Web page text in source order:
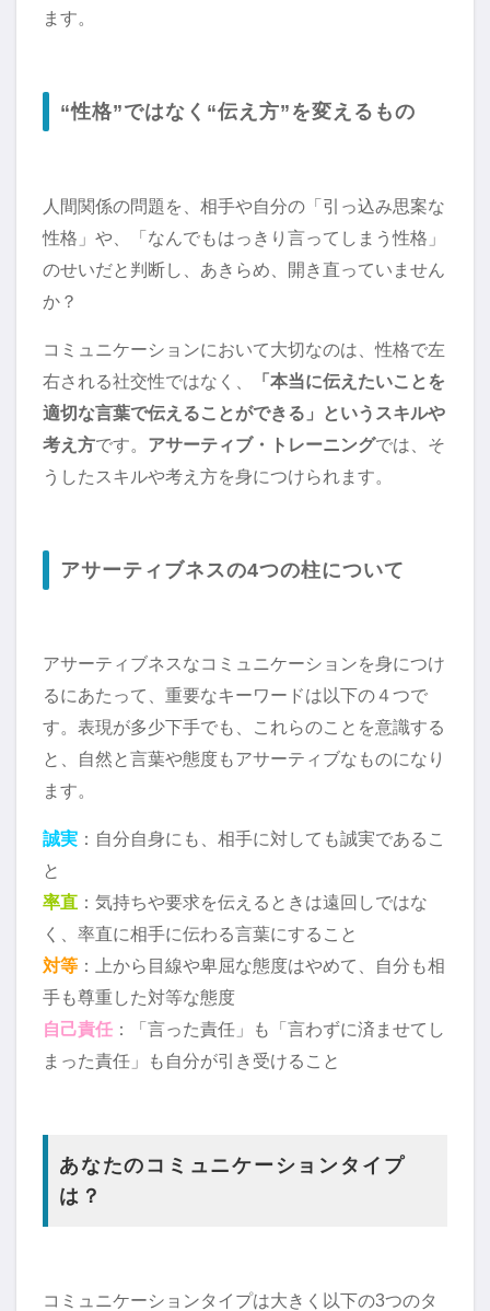
ます。
“性格”ではなく“伝え方”を変えるもの
人間関係の問題を、相手や自分の「引っ込み思案な
性格」や、「なんでもはっきり言ってしまう性格」
のせいだと判断し、あきらめ、開き直っていません
か？
コミュニケーションにおいて大切なのは、性格で左
右される社交性ではなく、
「本当に伝えたいことを
適切な言葉で伝えることができる」というスキルや
考え方です。 アサーティブ・トレーニングでは、そ
うしたスキルや考え方を身につけられます。
アサーティブネスの4つの柱について
アサーティブネスなコミュニケーションを身につけ
るにあたって、重要なキーワードは以下の４つで
す。表現が多少下手でも、これらのことを意識する
と、自然と言葉や態度もアサーティブなものになり
ます。
誠実 ：自分自身にも、相手に対しても誠実であるこ
と
率直 ：気持ちや要求を伝えるときは遠回しではな
く、率直に相手に伝わる言葉にすること
対等 ：上から目線や卑屈な態度はやめて、自分も相
手も尊重した対等な態度
自己責任 ：「言った責任」も「言わずに済ませてし
まった責任」も自分が引き受けること
あなたのコミュニケーションタイプ
は？
コミュニケーションタイプは大きく以下の3つのタ